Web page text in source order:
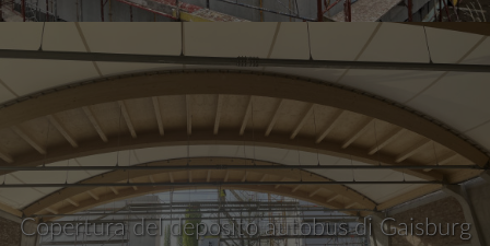
Copertura del deposito autobus di Gaisburg